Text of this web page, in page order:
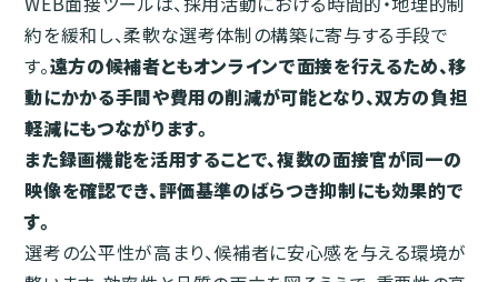
約を緩和し、柔軟な選考体制の構築に寄与する手段で
す。遠方の候補者ともオンラインで面接を行えるため、移
動にかかる手間や費用の削減が可能となり、双方の負担
軽減にもつながります。
また録画機能を活用することで、複数の面接官が同一の
映像を確認でき、評価基準のばらつき抑制にも効果的で
す。
選考の公平性が高まり、候補者に安心感を与える環境が